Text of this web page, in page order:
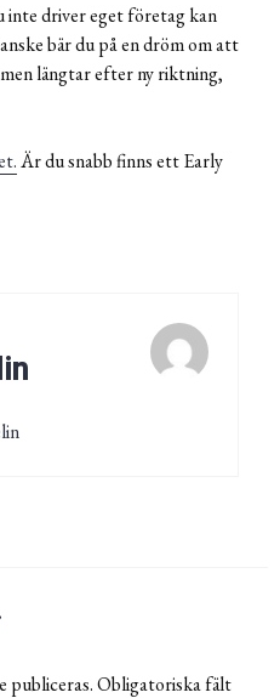
inte driver eget företag kan
bär du på en dröm om att
längtar efter ny riktning,
Är du snabb finns ett Early
publiceras.Obligatoriska fält